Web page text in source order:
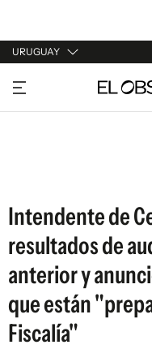
URUGUAY
URUGUAY
ARGENTINA
Intendente de
resultados de
anterior y
que están
Fiscalía"